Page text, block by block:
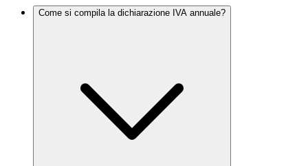
Come si compila la dichiarazione IVA annuale?